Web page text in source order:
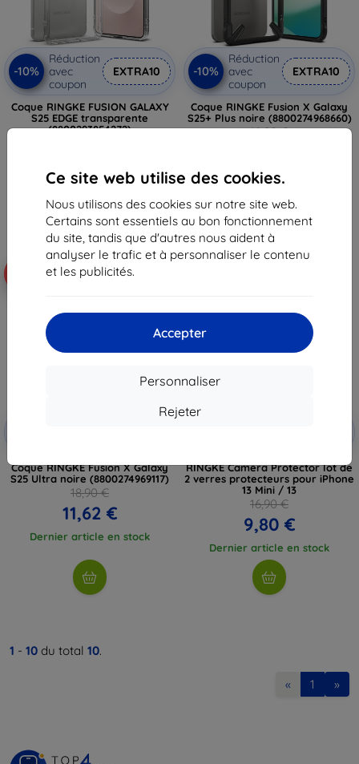
Ce site web utilise des cookies.
Nous utilisons des cookies sur notre site web.
Certains sont essentiels au bon fonctionnement
du site, tandis que d'autres nous aident à
analyser le trafic et à personnaliser le contenu
et les publicités.
Accepter
Personnaliser
Rejeter
-10%
Réduction
avec
coupon
EXTRA10
Coque RINGKE FUSION GALAXY
S25 EDGE transparente
(8800293854272)
Dernier article en stock
-10%
Réduction
avec
coupon
EXTRA10
Coque RINGKE Fusion X Galaxy
S25+ Plus noire (8800274968660)
18,90 €
Dernier article en stock
Coque RINGKE Fusion X Galaxy
S25 Ultra noire (8800274969117)
18,90 €
11,62 €
Dernier article en stock
RINGKE Camera Protector lot de
2 verres protecteurs pour iPhone
13 Mini / 13
16,90 €
9,80 €
Dernier article en stock
1 - 10 du total 10.
« 1 »